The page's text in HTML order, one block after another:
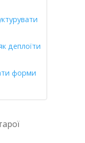
деплоїти
форми